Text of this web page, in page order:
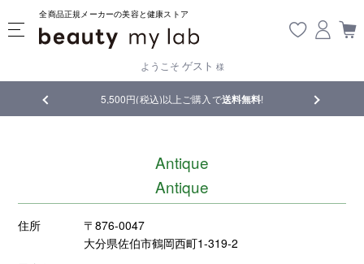
全商品正規メーカーの美容と健康ストア
ようこそ ゲスト 様
5,500円(税込)以上ご購入で送料無料! 【重要】
Antique
Antique
住所
〒876-0047
大分県佐伯市鶴岡西町1-319-2